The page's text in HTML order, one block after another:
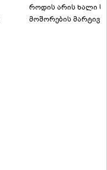
როდის არის ხალი
მოშორების